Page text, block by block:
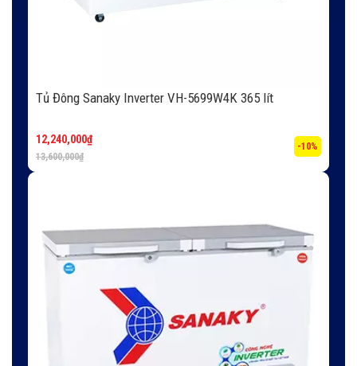
Tủ Đông Sanaky Inverter VH-5699W4K 365 lít
13,600,000₫
12,240,000₫
-10%